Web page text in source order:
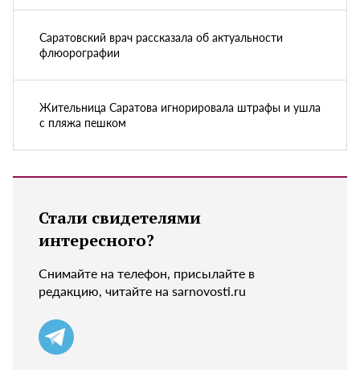
Саратовский врач рассказала об актуальности
флюорографии
Жительница Саратова игнорировала штрафы и ушла
с пляжа пешком
Стали свидетелями
интересного?
Снимайте на телефон, присылайте в
редакцию, читайте на sarnovosti.ru